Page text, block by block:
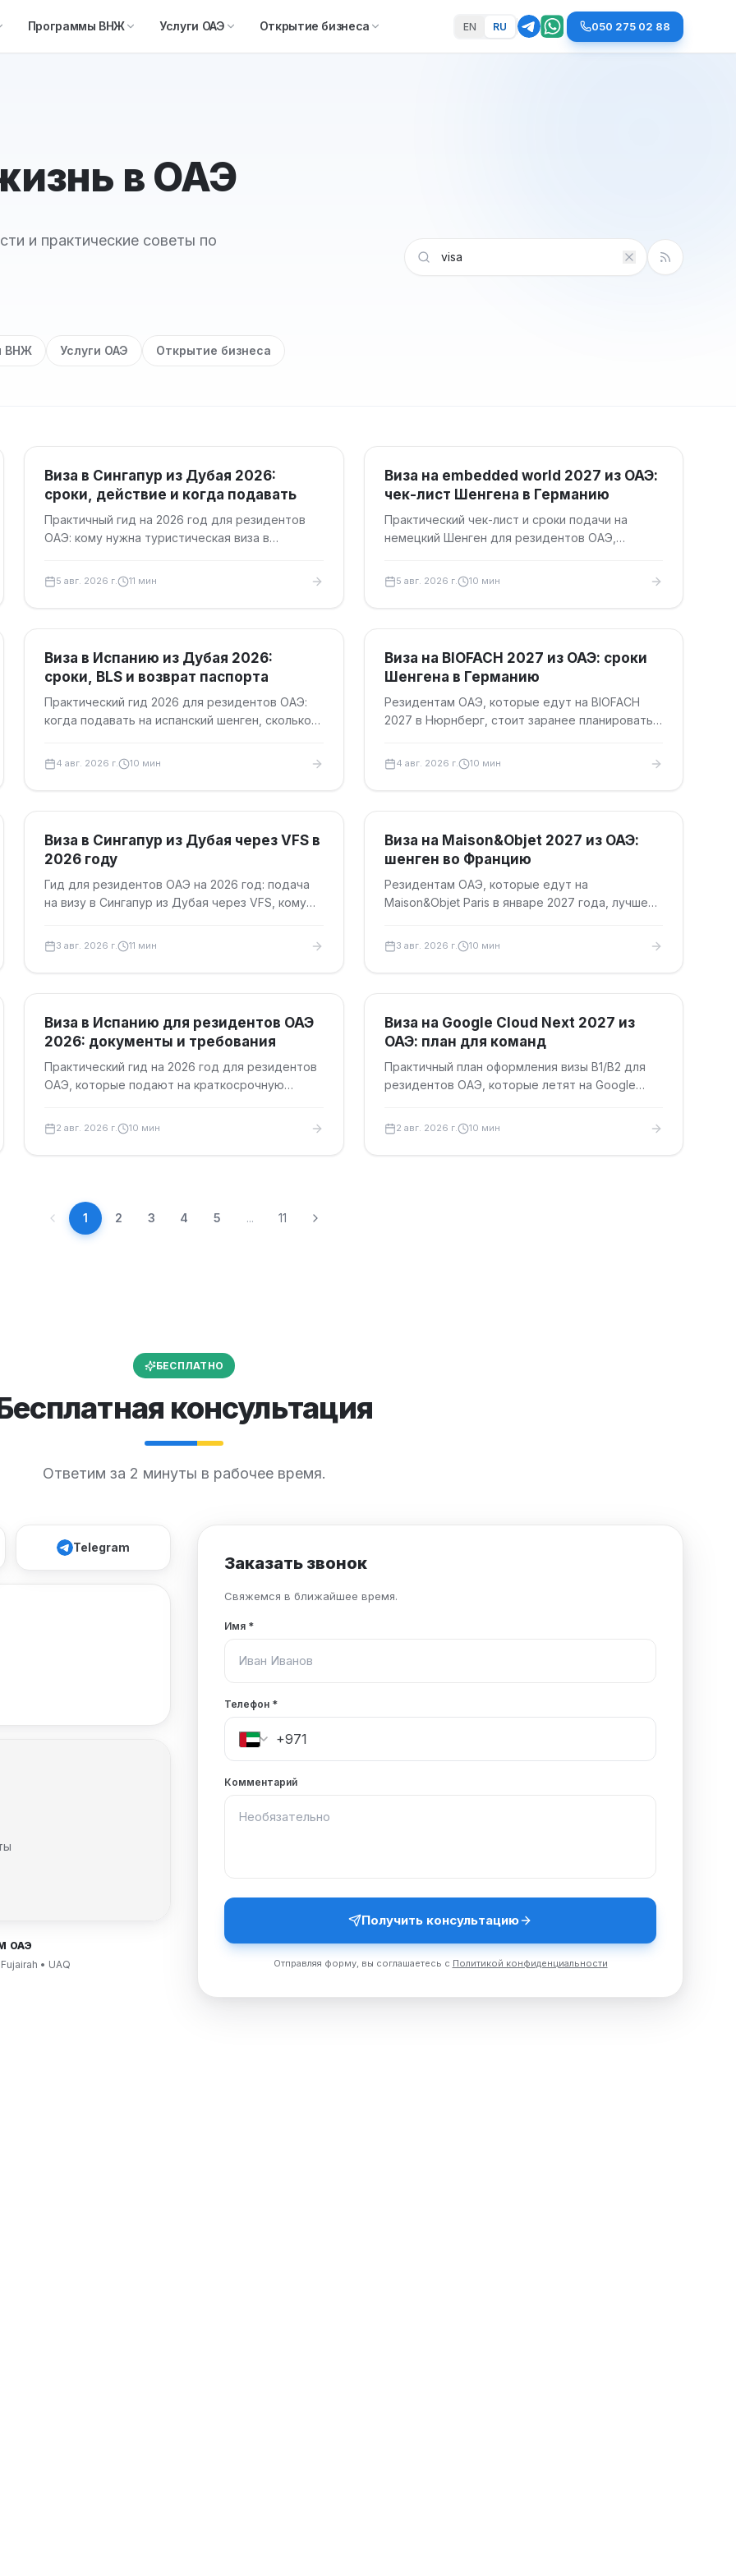
Программы ВНЖ Услуги ОАЭ Открытие бизнеса EN RU 050 275 02 88
в ОАЭ
и практические советы по
ВНЖ Услуги ОАЭ Открытие бизнеса
Туристические визы
Виза в Сингапур из Дубая 2026:
сроки, действие и когда подавать
Практичный гид на 2026 год для резидентов
ОАЭ: кому нужна туристическая виза в
виза и когда лучше подавать документы.
5 авг. 2026 г. 11 мин
Туристические визы
Виза на embedded world 2027 из ОАЭ:
чек-лист Шенгена в Германию
Практический чек-лист и сроки подачи на
немецкий Шенген для резидентов ОАЭ,
Нюрнберг.
5 авг. 2026 г. 10 мин
Туристические визы
Виза в Испанию из Дубая 2026:
сроки, BLS и возврат паспорта
Практический гид 2026 для резидентов ОАЭ:
когда подавать на испанский шенген, сколько
какие сборы учитывать.
4 авг. 2026 г. 10 мин
Туристические визы
Виза на BIOFACH 2027 из ОАЭ: сроки
Шенгена в Германию
Резидентам ОАЭ, которые едут на BIOFACH
2027 в Нюрнберг, стоит заранее планировать
маршрут.
4 авг. 2026 г. 10 мин
Туристические визы
Виза в Сингапур из Дубая через VFS в
2026 году
Гид для резидентов ОАЭ на 2026 год: подача
на визу в Сингапур из Дубая через VFS, кому
правильный маршрут оформления.
3 авг. 2026 г. 11 мин
Туристические визы
Виза на Maison&Objet 2027 из ОАЭ:
шенген во Францию
Резидентам ОАЭ, которые едут на
Maison&Objet Paris в январе 2027 года, лучше
подачи, документы, сборы и безопасный
дедлайн.
3 авг. 2026 г. 10 мин
Туристические визы
Виза в Испанию для резидентов ОАЭ
2026: документы и требования
Практический гид на 2026 год для резидентов
ОАЭ, которые подают на краткосрочную
виза, документы, финансы, сроки и риски
отказа.
2 авг. 2026 г. 10 мин
Туристические визы
Виза на Google Cloud Next 2027 из
ОАЭ: план для команд
Практичный план оформления визы B1/B2 для
резидентов ОАЭ, которые летят на Google
сборы и запись.
2 авг. 2026 г. 10 мин
1 2 3 4 5 ... 11
БЕСПЛАТНО
консультация
Ответим за 2 минуты в рабочее время.
Telegram
ОАЭ
• UAQ
Заказать звонок
Свяжемся в ближайшее время.
Имя *
Телефон *
Комментарий
Получить консультацию
Отправляя форму, вы соглашаетесь с Политикой конфиденциальности